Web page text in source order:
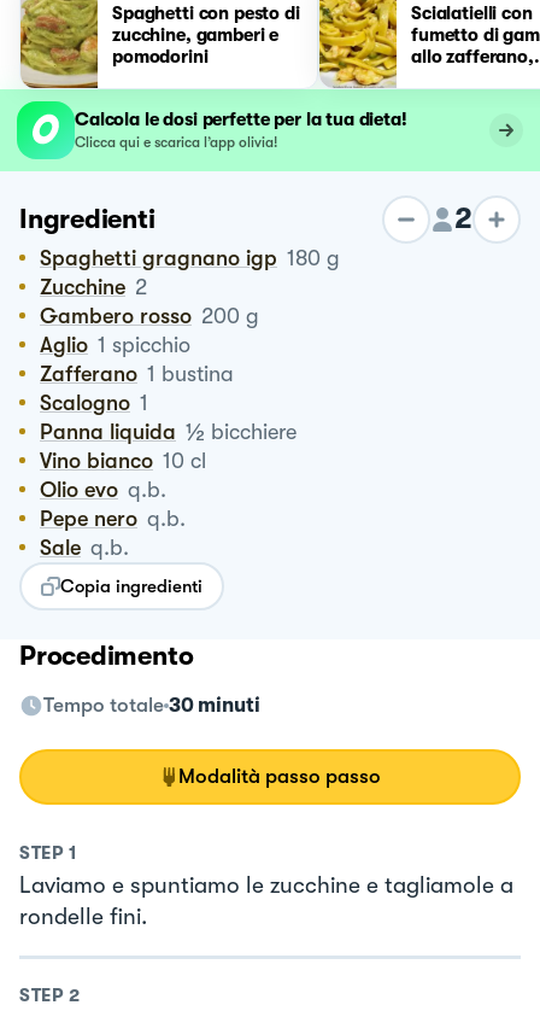
Spaghetti con pesto di
zucchine, gamberi e
pomodorini
Scialatielli con
fumetto di
allo zafferano,
Calcola le dosi perfette per la tua dieta!
Clicca qui e scarica l’app olivia!
Ingredienti 2
Spaghetti gragnano igp 180 g
Zucchine 2
Gambero rosso 200 g
Aglio 1 spicchio
Zafferano 1 bustina
Scalogno 1
Panna liquida ½ bicchiere
vino bianco 10 cl
Olio evo q.b.
Pepe nero q.b.
Sale q.b.
Copia ingredienti
Procedimento
Tempo totale 30 minuti
Modalità passo passo
STEP 1
Laviamo e spuntiamo le zucchine e tagliamole a
rondelle fini.
STEP 2